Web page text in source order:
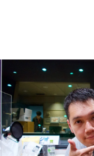
YouTube
会社情報